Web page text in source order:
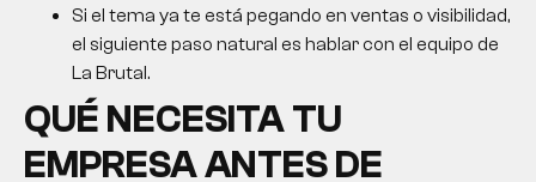
Si el tema ya te está pegando en ventas o visibilidad,
el siguiente paso natural es hablar con el equipo de
La Brutal.
QUÉ NECESITA TU
EMPRESA ANTES DE